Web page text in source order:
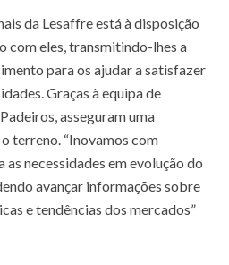
da Lesaffre está à disposição
com eles, transmitindo-lhes a
para os ajudar a satisfazer
Graças à equipa de
asseguram uma
terreno. “Inovamos com
necessidades em evolução do
avançar informações sobre
e tendências dos mercados”